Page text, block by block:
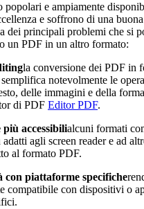
popolari e ampiamente
e soffrono di una
dei principali problemi che si
un PDF in un altro formato:
la conversione dei PDF in
notevolmente le
delle immagini e della
di PDF Editor PDF.
accessibilialcuni formati
agli screen reader e ad
al formato PDF.
piattaforme specifiche
compatibile con dispositivi o